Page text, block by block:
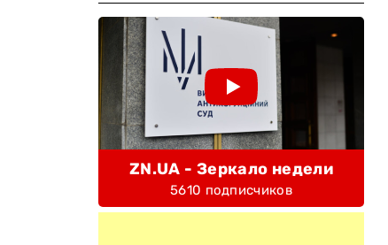
ZN.UA - Зеркало недели
5610 подписчиков